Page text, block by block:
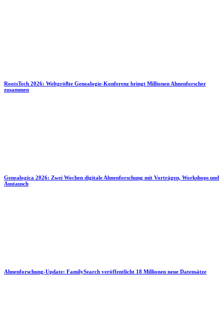
RootsTech 2026: Weltgrößte Genealogie-Konferenz bringt Millionen Ahnenforscher
zusammen
Genealogica 2026: Zwei Wochen digitale Ahnenforschung mit Vorträgen, Workshops und
Austausch
Ahnenforschung-Update: FamilySearch veröffentlicht 18 Millionen neue Datensätze